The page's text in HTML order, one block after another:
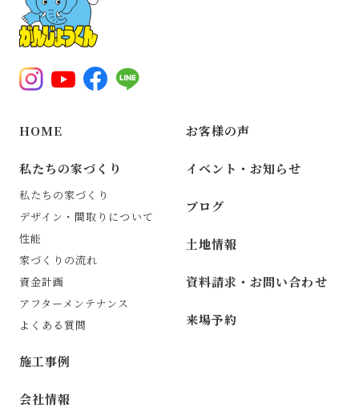
HOME
私たちの家づくり
私たちの家づくり
デザイン・間取りについて
性能
家づくりの流れ
資金計画
アフターメンテナンス
よくある質問
施工事例
お客様の声
イベント・お知らせ
ブログ
土地情報
資料請求・お問い合わせ
来場予約
会社情報